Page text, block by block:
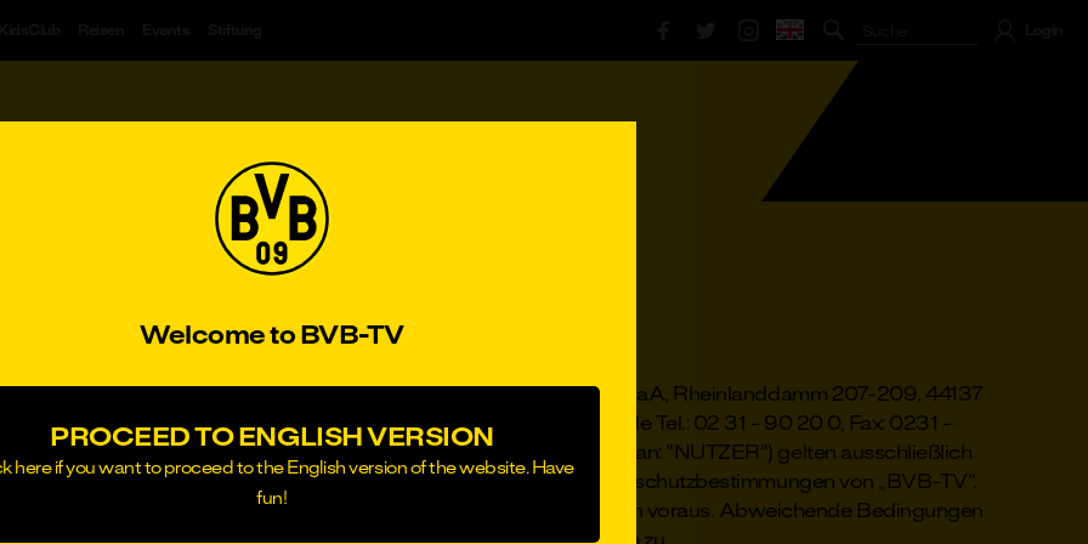
#1&1 #Freundschaftsspiel #BVB total! #Willi Lippens #Marco Reus
von BVB-TV
Angebot und wird von der Borussia Dortmund GmbH & Co. KGaA, Rheinlanddamm 207-209, 44137
Joachim Watzke, Thomas Treß, Carsten Cramer, service@bvb.de Tel.: 02 31 - 90 20 0, Fax: 0231 -
zwischen BVB und dem Nutzer von „BVB-TV“ (fortan: "NUTZER") gelten ausschließlich
(fortan: "AGB"). Bestandteil dieser AGB sind ferner die Datenschutzbestimmungen von „BVB-TV“.
des NUTZERS zu diesen AGB und den Datenschutzbestimmungen voraus. Abweichende Bedingungen
Welcome to BVB-TV
PROCEED TO ENGLISH VERSION
here if you want to proceed to the English version of the website. Have
fun!